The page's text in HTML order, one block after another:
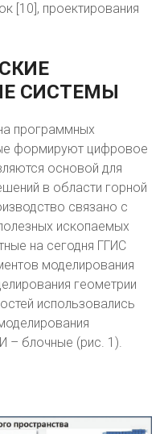
[10], проектирования
СИСТЕМЫ
программных
формируют цифровое
основой для
в области горной
связано с
ископаемых
на сегодня ГГИС
моделирования
геометрии
использовались
– блочные (рис. 1).